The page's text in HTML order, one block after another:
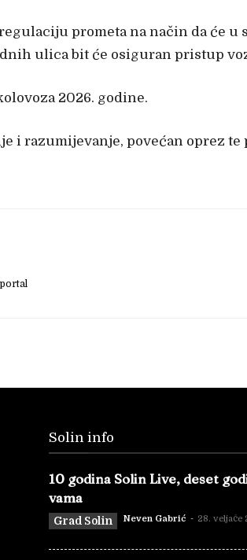
prometa na način da će
ulica bit će osiguran pristup
2026. godine.
i razumijevanje, povećan oprez
Solin info
10 godina Solin Live, deset
vama
Grad Solin Neven Gabrić - 28. veljače